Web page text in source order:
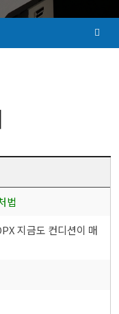
법
지금도 컨디션이 매